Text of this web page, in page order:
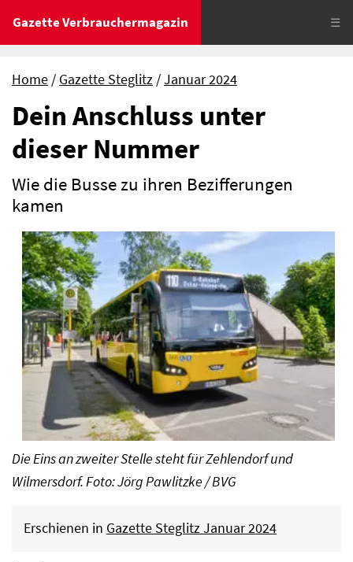
Gazette Verbrauchermagazin ☰
Home Gazette Steglitz Januar 2024
Dein Anschluss unter
dieser Nummer
Wie die Busse zu ihren Bezifferungen
kamen
Die Eins an zweiter Stelle steht für Zehlendorf und
Wilmersdorf. Foto: Jörg Pawlitzke / BVG
Erschienen in Gazette Steglitz Januar 2024